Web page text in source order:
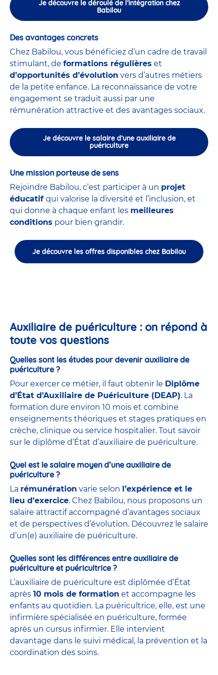
Je découvre le déroulé de l’intégration chez
Babilou
Des avantages concrets
Chez Babilou, vous bénéficiez d’un cadre de travail
stimulant, de formations régulières et
d’opportunités d’évolution vers d’autres métiers
de la petite enfance. La reconnaissance de votre
engagement se traduit aussi par une
rémunération attractive et des avantages sociaux.
Je découvre le salaire d’une auxiliaire de
puériculture
Une mission porteuse de sens
Rejoindre Babilou, c’est participer à un projet
éducatif qui valorise la diversité et l’inclusion, et
qui donne à chaque enfant les meilleures
conditions pour bien grandir.
Je découvre les offres disponibles chez Babilou
Auxiliaire de puériculture : on répond à
toute vos questions
Quelles sont les études pour devenir auxiliaire de
puériculture ?
Pour exercer ce métier, il faut obtenir le Diplôme
d’État d’Auxiliaire de Puériculture (DEAP). La
formation dure environ 10 mois et combine
enseignements théoriques et stages pratiques en
crèche, clinique ou service hospitalier. Tout savoir
sur le diplôme d’État d’auxiliaire de puériculture.
Quel est le salaire moyen d’une auxiliaire de
puériculture ?
La rémunération varie selon l’expérience et le
lieu d’exercice. Chez Babilou, nous proposons un
salaire attractif accompagné d’avantages sociaux
et de perspectives d’évolution. Découvrez le salaire
d’un(e) auxiliaire de puériculture.
Quelles sont les différences entre auxiliaire de
puériculture et puéricultrice ?
L’auxiliaire de puériculture est diplômée d’État
après 10 mois de formation et accompagne les
enfants au quotidien. La puéricultrice, elle, est une
infirmière spécialisée en puériculture, formée
après un cursus infirmier. Elle intervient
davantage dans le suivi médical, la prévention et la
coordination des soins.